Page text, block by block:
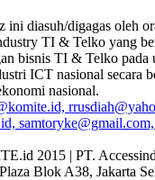
diasuh/digagas oleh
TI & Telko yang
bisnis TI & Telko pada
ICT nasional secara
nasional.
2015 | PT.
Blok A38, Jakarta